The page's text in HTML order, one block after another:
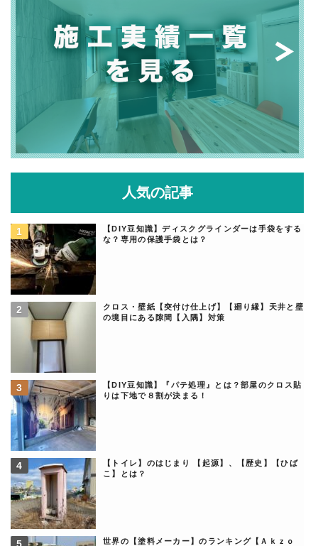
人気の記事
【DIY豆知識】ディスクグラインダーは手袋をする
な？専用の保護手袋とは？
クロス・壁紙【突付け仕上げ】【廻り縁】天井と壁
の境目にある隙間【入隅】対策
【DIY豆知識】『パテ処理』とは？部屋のクロス貼
りは下地で８割が決まる！
【トイレ】のはじまり 【起源】、【歴史】【ひば
こ】とは？
世界の【塗料メーカー】のランキング【Ａｋｚｏ